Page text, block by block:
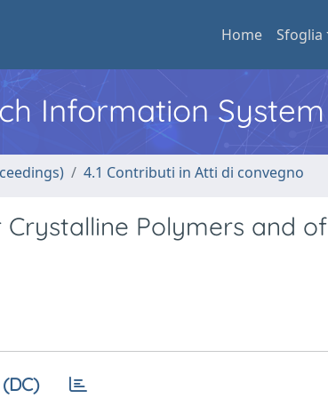
Home Sfoglia
Information System
4.1 Contributi in Atti di convegno
Polymers and of